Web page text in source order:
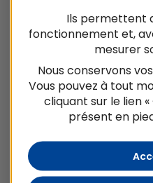
Domaine
Environnement
Localisation
Centre-Val de Loire
Année
2022-2024
Ils permettent
fonctionnement et,
mesurer
Nous conservons
Vous pouvez à tout
cliquant sur le lien
présent en